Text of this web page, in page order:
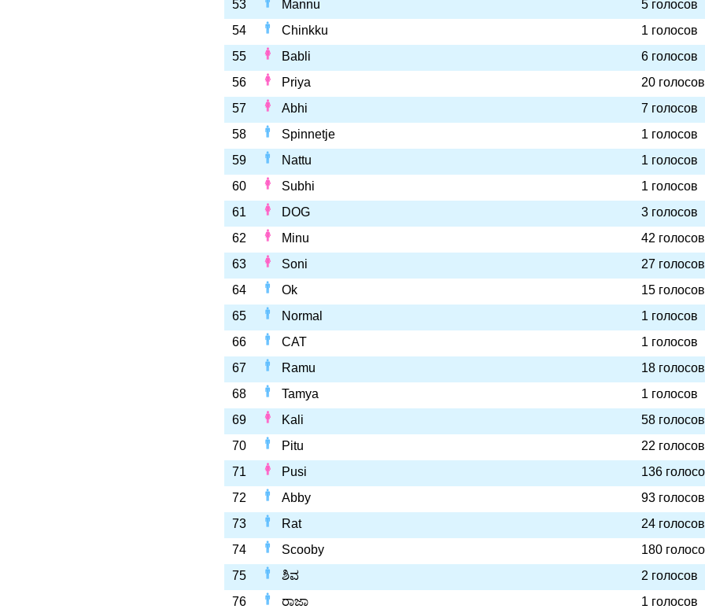
53
Mannu
5 голосов
54
Chinkku
1 голосов
55
Babli
6 голосов
56
Priya
20 голосов
57
Abhi
7 голосов
58
Spinnetje
1 голосов
59
Nattu
1 голосов
60
Subhi
1 голосов
61
DOG
3 голосов
62
Minu
42 голосов
63
Soni
27 голосов
64
Ok
15 голосов
65
Normal
1 голосов
66
CAT
1 голосов
67
Ramu
18 голосов
68
Tamya
1 голосов
69
Kali
58 голосов
70
Pitu
22 голосов
71
Pusi
136
72
Abby
93 голосов
73
Rat
24 голосов
74
Scooby
180
75
ಶಿವ
2 голосов
76
ರಾಜಾ
1 голосов